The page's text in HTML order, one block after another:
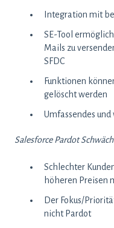
Integration mit
SE-Tool
Mails zu
SFDC
Funktionen
gelöscht werden
Umfassendes
Salesforce Pardot
Schlechter
höheren Preisen
Der Fokus/
nicht Pardot